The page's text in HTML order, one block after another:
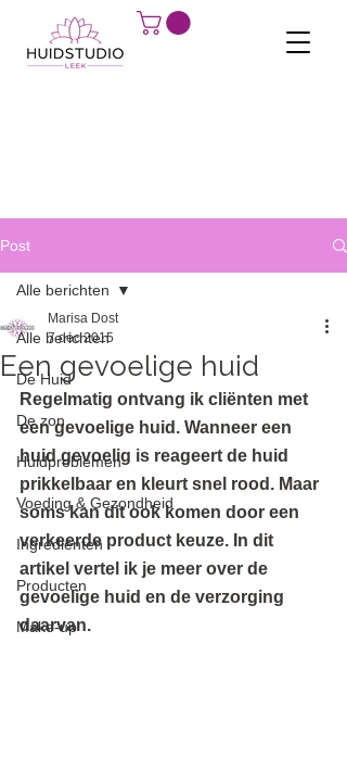
Post
Alle berichten
De Huid
De zon
Huidproblemen
Voeding & Gezondheid
Ingrediënten
Producten
Make-up
Alle berichten
Een gevoelige huid
Marisa Dost
7 dec 2015
Regelmatig ontvang ik cliënten met
een gevoelige huid. Wanneer een
huid gevoelig is reageert de huid
prikkelbaar en kleurt snel rood. Maar
soms kan dit ook komen door een
verkeerde product keuze. In dit
artikel vertel ik je meer over de
gevoelige huid en de verzorging
daarvan.